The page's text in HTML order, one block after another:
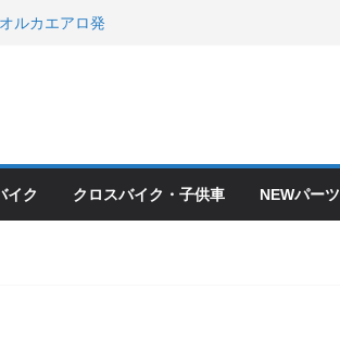
ルカエアロ発
クロスバイク
、クロスバイク
イク クロスバイク・子供車 NEWパーツ